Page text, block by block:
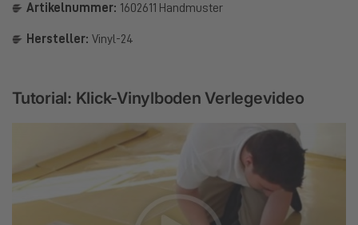
Artikelnummer: 1602611 Handmuster
Hersteller: Vinyl-24
Tutorial: Klick-Vinylboden Verlegevideo